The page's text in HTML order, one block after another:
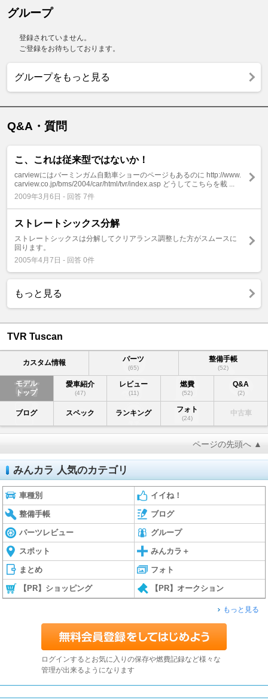
グループ
登録されていません。
ご登録をお待ちしております。
グループをもっと見る
Q&A・質問
こ、これは従来型ではないか！
carviewにはバーミンガム自動車ショーのページもあるのに http://www.
carview.co.jp/bms/2004/car/html/tvr/index.asp どうしてこちらを載 ...
2009年3月6日 - 回答 7件
ストレートシックス分解
ストレートシックスは分解してクリアランス調整した方がスムースに
回ります。
2005年4月7日 - 回答 0件
もっと見る
TVR Tuscan
カスタム情報 パーツ
(65)
整備手帳
(52)
モデル
トップ
愛車紹介
(47)
レビュー
(11)
燃費
(52)
Q&A
(2)
ブログ スペック ランキング フォト
(24)
中古車
ページの先頭へ ▲
みんカラ 人気のカテゴリ
車種別 イイね！
整備手帳 ブログ
パーツレビュー グループ
スポット みんカラ＋
まとめ フォト
【PR】ショッピング 【PR】オークション
もっと見る
ログインするとお気に入りの保存や燃費記録など様々な
管理が出来るようになります